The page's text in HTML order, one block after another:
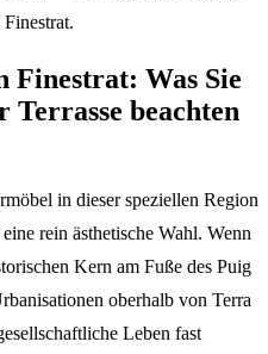
Finestrat: Was Sie
beachten
in dieser speziellen Region
rein ästhetische Wahl. Wenn
Kern am Fuße des Puig
oberhalb von Terra
Leben fast